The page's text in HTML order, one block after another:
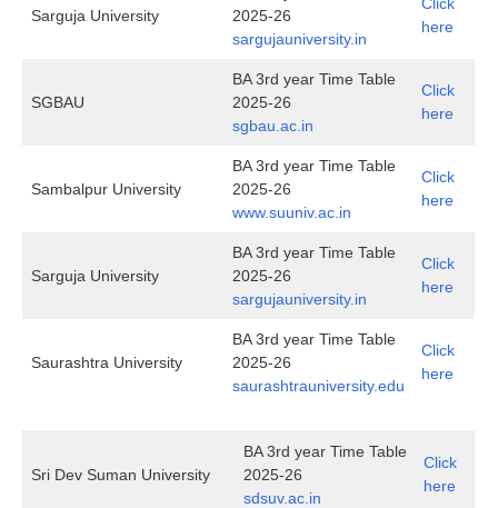
Sarguja University
2025-26
sargujauniversity.in
here
SGBAU
BA 3rd year Time Table
2025-26
sgbau.ac.in
Click
here
Sambalpur University
BA 3rd year Time Table
2025-26
www.suuniv.ac.in
Click
here
Sarguja University
BA 3rd year Time Table
2025-26
sargujauniversity.in
Click
here
Saurashtra University
BA 3rd year Time Table
2025-26
saurashtrauniversity.edu
Click
here
Sri Dev Suman University
BA 3rd year Time Table
2025-26
sdsuv.ac.in
Click
here